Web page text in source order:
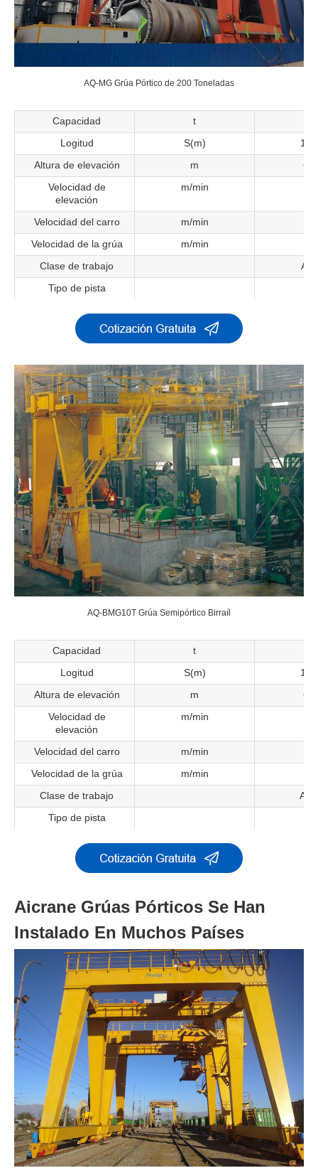
AQ-MG Grúa Pórtico de 200 Toneladas
Capacidad t
Logitud S(m)
Altura de elevación m
Velocidad de
elevación
m/min
Velocidad del carro m/min
Velocidad de la grúa m/min
Clase de trabajo A3-
Tipo de pista
AQ-BMG10T Grúa Semipórtico Birraíl
Capacidad t
Logitud S(m)
Altura de elevación m
Velocidad de
elevación
m/min
Velocidad del carro m/min
Velocidad de la grúa m/min
Clase de trabajo
Tipo de pista
Aicrane Grúas Pórticos Se Han
Instalado En Muchos Países